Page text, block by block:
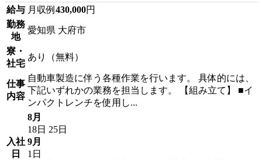
給与 月収例 430,000円
勤務
地
愛知県 大府市
寮・
社宅
あり（無料）
仕事
内容
自動車製造に伴う各種作業を行います。 具体的には、
下記いずれかの業務を担当します。 【組み立て】 ■イ
ンパクトレンチを使用し...
入社
日
8月
18日 25日
9月
1日